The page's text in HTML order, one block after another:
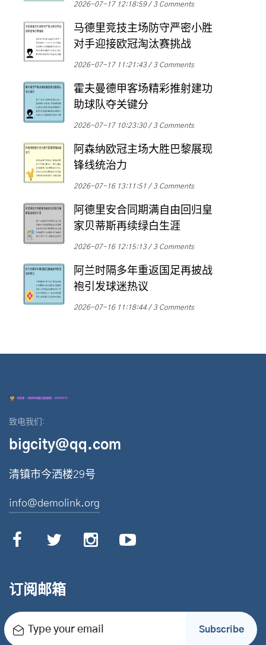
2026-07-17 12:18:59 3 Comments
马德里竞技主场防守严密小胜
对手迎接欧冠淘汰赛挑战
2026-07-17 11:21:43 3 Comments
霍夫曼德甲客场精彩推射建功
助球队夺关键分
2026-07-17 10:23:30 3 Comments
阿森纳欧冠主场大胜巴黎展现
锋线统治力
2026-07-16 13:11:51 3 Comments
阿德里安合同期满自由回归皇
家贝蒂斯再续绿白生涯
2026-07-16 12:15:13 3 Comments
阿兰时隔多年重返国足再披战
袍引发球迷热议
2026-07-16 11:18:44 3 Comments
致电我们:
bigcity@qq.com
清镇市今洒楼29号
info@demolink.org
订阅邮箱
Type your email Subscribe